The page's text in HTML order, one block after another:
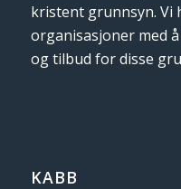
kristent grunnsyn. Vi
organisasjoner med
og tilbud for disse
KABB